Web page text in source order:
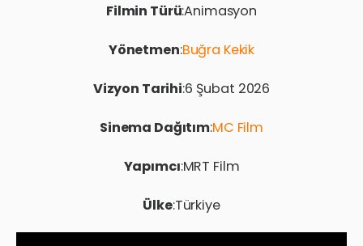
Filmin Türü:Animasyon
Yönetmen:Buğra Kekik
Vizyon Tarihi:6 Şubat 2026
Sinema Dağıtım:MC Film
Yapımcı:MRT Film
Ülke:Türkiye